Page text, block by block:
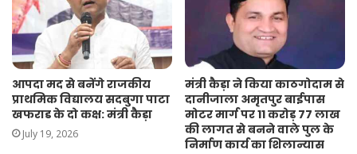
आपदा मद से बनेंगे राजकीय
प्राथमिक विद्यालय सदबुगा पाटा
खफराड के दो कक्ष: मंत्री कैड़ा
July 19, 2026
मंत्री कैड़ा ने किया काठगोदाम से
दानीजाला अमृतपुर बाईपास
मोटर मार्ग पर 11 करोड़ 77 लाख
की लागत से बनने वाले पुल के
निर्माण कार्य का शिलान्यास